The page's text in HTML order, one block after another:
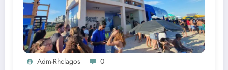
Adm-Rhclagos 0